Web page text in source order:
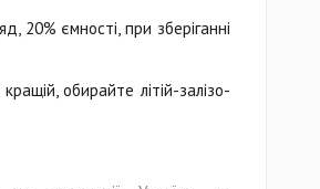
20% ємності, при зберіганні
обирайте літій-залізо-